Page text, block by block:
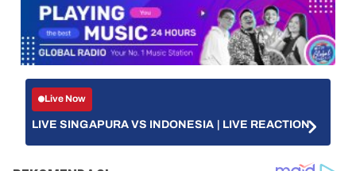
Live Now
LIVE SINGAPURA VS INDONESIA | LIVE REACTION